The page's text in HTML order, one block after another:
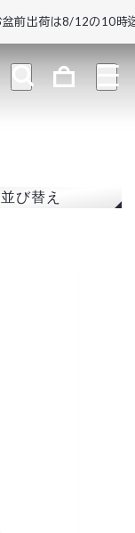
出荷は8/12の10時迄
並び替え